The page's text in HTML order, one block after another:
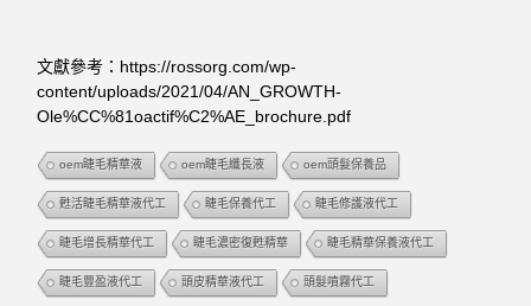
文獻參考：https://rossorg.com/wp-
content/uploads/2021/04/AN_GROWTH-
Ole%CC%81oactif%C2%AE_brochure.pdf
oem睫毛精華液 oem睫毛纖長液 oem頭髮保養品
甦活睫毛精華液代工 睫毛保養代工 睫毛修護液代工
睫毛增長精華代工 睫毛濃密復甦精華 睫毛精華保養液代工
睫毛豐盈液代工 頭皮精華液代工 頭髮噴霧代工